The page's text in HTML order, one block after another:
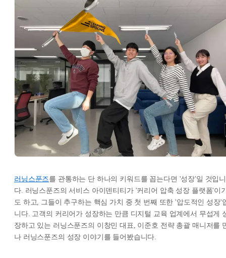
러닝스푼즈를 관통하는 단 하나의 키워드를 꼽는다면 '성장'일 것입니
다. 러닝스푼즈의 서비스 아이덴티티가 '커리어 압축 성장 플랫폼'이
도 하고, 그들이 추구하는 핵심 가치 중 첫 번째 또한 '압도적인 성장'
니다. 고객의 커리어가 성장하는 만큼 디지털 교육 업계에서 무섭게
장하고 있는 러닝스푼즈의 이창민 대표, 이준호 전략 총괄 매니저를
나 러닝스푼즈의 성장 이야기를 들어봤습니다.